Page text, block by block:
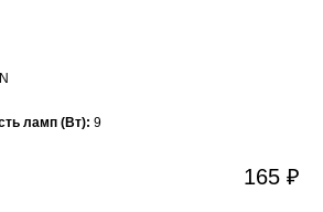
ламп (Вт): 9
165 ₽